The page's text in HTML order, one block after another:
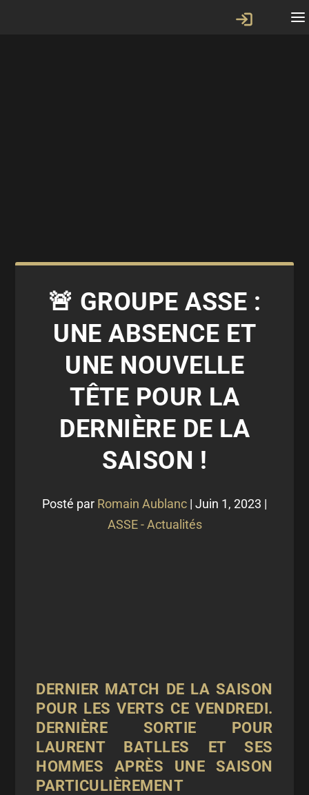
🚨 GROUPE ASSE :
UNE ABSENCE ET
UNE NOUVELLE
TÊTE POUR LA
DERNIÈRE DE LA
SAISON !
Posté par Romain Aublanc | Juin 1, 2023 |
ASSE - Actualités
DERNIER MATCH DE LA SAISON
POUR LES VERTS CE VENDREDI.
DERNIÈRE SORTIE POUR
LAURENT BATLLES ET SES
HOMMES APRÈS UNE SAISON
PARTICULIÈREMENT